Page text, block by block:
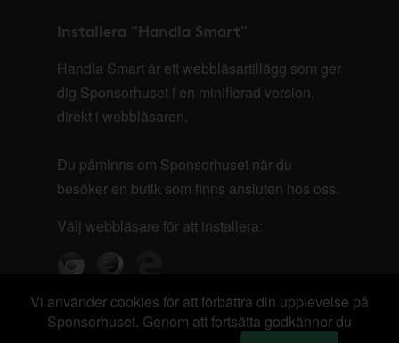
Installera "Handla Smart"
Handla Smart är ett webbläsartillägg som ger
dig Sponsorhuset i en minifierad version,
direkt i webbläsaren.
Du påminns om Sponsorhuset när du
besöker en butik som finns ansluten hos oss.
Välj webbläsare för att installera:
Vi använder cookies för att förbättra din upplevelse på
Sponsorhuset. Genom att fortsätta godkänner du